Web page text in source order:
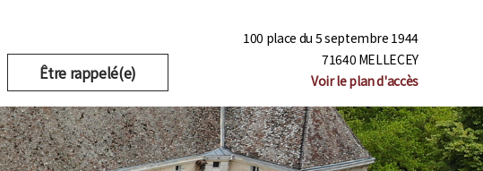
100 place du 5 septembre 1944
71640 MELLECEY
Voir le plan d'accès
Être rappelé(e)